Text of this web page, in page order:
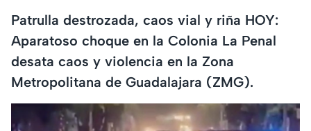
Patrulla destrozada, caos vial y riña HOY:
Aparatoso choque en la Colonia La Penal
desata caos y violencia en la Zona
Metropolitana de Guadalajara (ZMG).